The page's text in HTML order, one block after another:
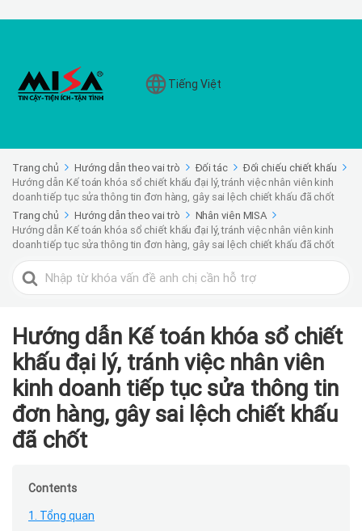
Tiếng Việt
Trang chủ Hướng dẫn theo vai trò Đối tác
Đối chiếu chiết khấu
Hướng dẫn Kế toán khóa sổ chiết khấu đại lý, tránh việc nhân viên kinh
doanh tiếp tục sửa thông tin đơn hàng, gây sai lệch chiết khấu đã chốt
Trang chủ
Hướng dẫn theo vai trò
Nhân viên MISA
Hướng dẫn Kế toán khóa sổ chiết khấu đại lý, tránh việc nhân viên kinh
doanh tiếp tục sửa thông tin đơn hàng, gây sai lệch chiết khấu đã chốt
Search
For
Hướng dẫn Kế toán khóa sổ chiết
khấu đại lý, tránh việc nhân viên
kinh doanh tiếp tục sửa thông tin
đơn hàng, gây sai lệch chiết khấu
đã chốt
Contents
1. Tổng quan